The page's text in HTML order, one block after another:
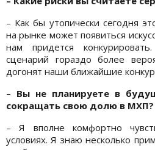
– Как бы утопически сегодня
на рынке может появиться
нам придется
сценарий гораздо более
догонят наши ближайшие
– Вы не планируете в
сокращать свою долю в МХП?
– Я вполне комфортно
условиях. Я знаю несколько